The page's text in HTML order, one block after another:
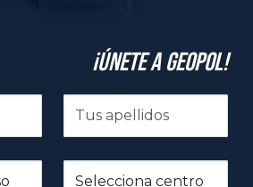
¡Únete a GeoPol!